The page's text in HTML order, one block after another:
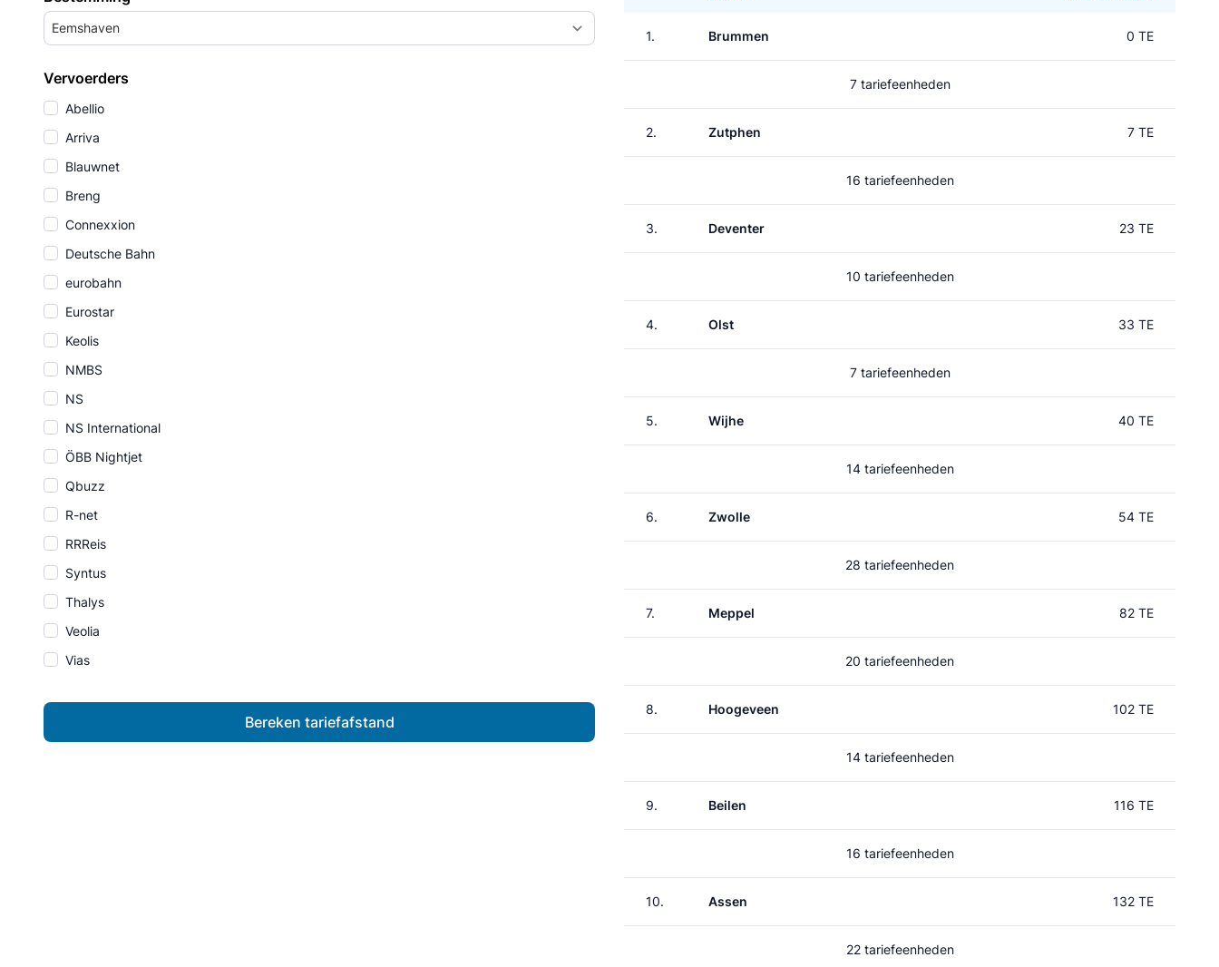
Eemshaven
Vervoerders
Abellio
Arriva
Blauwnet
Breng
Connexxion
Deutsche Bahn
eurobahn
Eurostar
Keolis
NMBS
NS
NS International
ÖBB Nightjet
Qbuzz
R-net
RRReis
Syntus
Thalys
Veolia
Vias
Bereken tariefafstand
1. Brummen 0 TE
7 tariefeenheden
2. Zutphen 7 TE
16 tariefeenheden
3. Deventer 23 TE
10 tariefeenheden
4. Olst 33 TE
7 tariefeenheden
5. Wijhe 40 TE
14 tariefeenheden
6. Zwolle 54 TE
28 tariefeenheden
7. Meppel 82 TE
20 tariefeenheden
8. Hoogeveen 102 TE
14 tariefeenheden
9. Beilen 116 TE
16 tariefeenheden
10. Assen 132 TE
22 tariefeenheden